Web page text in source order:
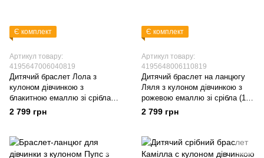
Є комплект
Артикул товару:
4195647006040819
Дитячий браслет Лола з
кулоном дівчинкою з
блакитною емаллю зі срібла
925 проби (16) Арт. 5647uub
2 799 грн
Є комплект
Артикул товару:
4195648006110819
Дитячий браслет на ланцюгу
Ляля з кулоном дівчинкою з
рожевою емаллю зі срібла (16)
Арт. 5648uub
2 799 грн